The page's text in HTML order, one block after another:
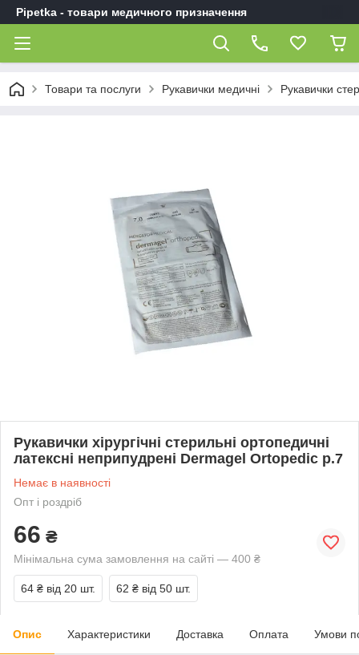
Pipetka - товари медичного призначення
Товари та послуги Рукавички медичні Рукавички
Рукавички хірургічні стерильні ортопедичні
латексні неприпудрені Dermagel Ortopedic р.7
Немає в наявності
Опт і роздріб
66 ₴
Мінімальна сума замовлення на сайті — 400 ₴
64 ₴ від 20 шт. 62 ₴ від 50 шт.
Опис Характеристики Доставка Оплата Умови